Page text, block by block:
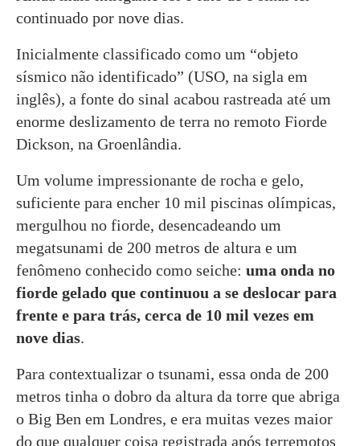
continuado por nove dias.
Inicialmente classificado como um “objeto
sísmico não identificado” (USO, na sigla em
inglês), a fonte do sinal acabou rastreada até um
enorme deslizamento de terra no remoto Fiorde
Dickson, na Groenlândia.
Um volume impressionante de rocha e gelo,
suficiente para encher 10 mil piscinas olímpicas,
mergulhou no fiorde, desencadeando um
megatsunami de 200 metros de altura e um
fenômeno conhecido como seiche: uma onda no
fiorde gelado que continuou a se deslocar para
frente e para trás, cerca de 10 mil vezes em
nove dias.
Para contextualizar o tsunami, essa onda de 200
metros tinha o dobro da altura da torre que abriga
o Big Ben em Londres, e era muitas vezes maior
do que qualquer coisa registrada após terremotos